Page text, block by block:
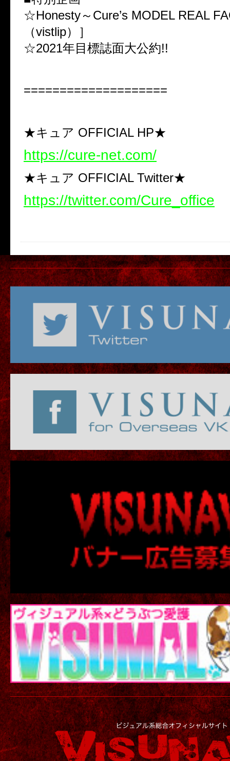
☆Honesty～Cure’s MODEL REAL
（vistlip）］
☆2021年目標誌面大公約!!
====================
★キュア OFFICIAL HP★
https://cure-net.com/
★キュア OFFICIAL Twitter★
https://twitter.com/Cure_office